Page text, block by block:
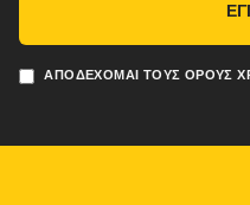
ΑΠΟΔΈΧΟΜΑΙ ΤΟΥΣ ΌΡΟΥΣ